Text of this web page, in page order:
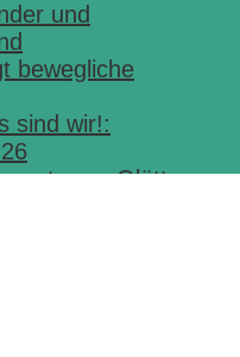
und
bewegliche
sind wir!:
extreme Glätte